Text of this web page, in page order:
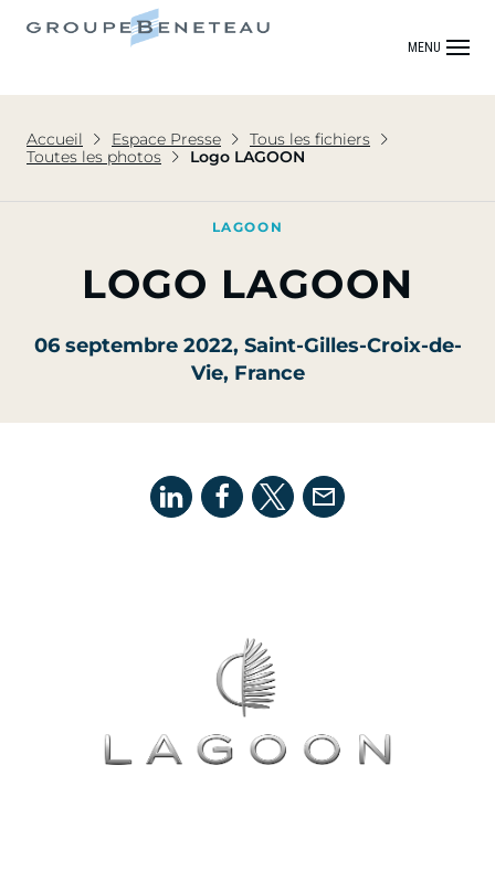
MENU
Accueil Espace Presse
Tous les fichiers
Toutes les photos
Logo LAGOON
LAGOON
LOGO LAGOON
06 septembre 2022, Saint-Gilles-Croix-de-
Vie, France